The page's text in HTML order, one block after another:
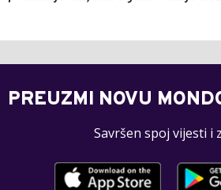
PREUZMI NOVU
Savršen spoj vijesti i